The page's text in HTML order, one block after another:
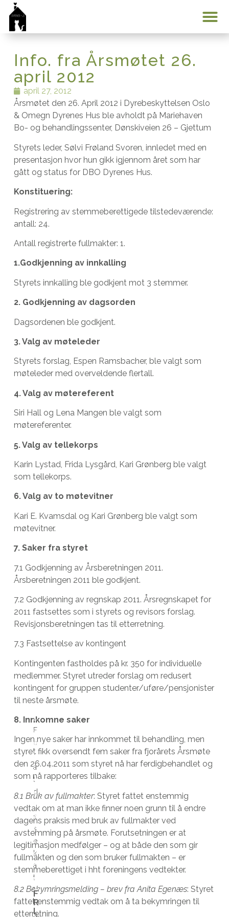
Info. fra Årsmøtet 26.
april 2012
april 27, 2012
Årsmøtet den 26. April 2012 i Dyrebeskyttelsen Oslo
& Omegn Dyrenes Hus ble avholdt på Mariehaven
Bo- og behandlingssenter, Dønskiveien 26 – Gjettum
Styrets leder, Sølvi Frøland Svoren, innledet med en
presentasjon hvor hun gikk igjennom året som har
gått og status for DBO Dyrenes Hus.
Konstituering:
Registrering av stemmeberettigede tilstedeværende:
antall: 24.
Antall registrerte fullmakter: 1.
1.Godkjenning av innkalling
Styrets innkalling ble godkjent mot 3 stemmer.
2. Godkjenning av dagsorden
Dagsordenen ble godkjent.
3. Valg av møteleder
Styrets forslag, Espen Ramsbacher, ble valgt som
møteleder med overveldende flertall.
4. Valg av møtereferent
Siri Hall og Lena Mangen ble valgt som
møtereferenter.
5. Valg av tellekorps
Karin Lystad, Frida Lysgård, Kari Grønberg ble valgt
som tellekorps.
6. Valg av to møtevitner
Kari E. Kvamsdal og Kari Grønberg ble valgt som
møtevitner.
7. Saker fra styret
7.1 Godkjenning av Årsberetningen 2011.
Årsberetningen 2011 ble godkjent.
7.2 Godkjenning av regnskap 2011. Årsregnskapet for
2011 fastsettes som i styrets og revisors forslag.
Revisjonsberetningen tas til etterretning.
7.3 Fastsettelse av kontingent
Kontingenten fastholdes på kr. 350 for individuelle
medlemmer. Styret utreder forslag om redusert
kontingent for gruppen studenter/uføre/pensjonister
til neste årsmøte.
8. Innkomne saker
Ingen nye saker har innkommet til behandling, men
styret fikk oversendt fem saker fra fjorårets Årsmøte
den 26.04.2011 som styret nå har ferdigbehandlet og
som nå rapporteres tilbake:
8.1 Bruk av fullmakter: Styret fattet enstemmig
vedtak om at man ikke finner noen grunn til å endre
dagens praksis med bruk av fullmakter ved
avstemming på årsmøte. Forutsetningen er at
legitimasjon medfølger – og at både den som gir
fullmakten og den som bruker fullmakten – er
stemmeberettiget i hht foreningens vedtekter.
8.2 Bekymringsmelding – brev fra Anita Egenæs: Styret
fattet enstemmig vedtak om å ta bekymringen til
etterretning.
F
o
r
a
t
d
s
s
e
k
a
t
t
e
n
D
a
g
i
r
d
u
k
a
t
t
e
n
e
m
u
l
F
R
I